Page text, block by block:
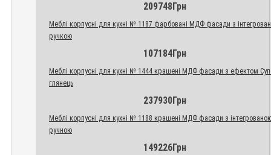
209748Грн
Меблі корпусні для кухні № 1187 фарбовані МДФ фасади з
ручкою
107184Грн
Меблі корпусні для кухні № 1444 крашені МДФ фасади з ефектом
глянець
237930Грн
Меблі корпусні для кухні № 1188 крашені МДФ фасади з
ручною
149226Грн